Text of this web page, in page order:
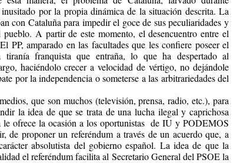
por la propia dinámica de la situación descrita. La
con Cataluña para impedir el goce de sus peculiaridades y
A partir de este momento, el desencuentro entre el
PP, amparado en las facultades que les confiere poseer el
franquista que entraña, lo que ha despertado al
haciéndolo crecer a velocidad de vértigo, no dejándole
por la independencia o someterse a las arbitrariedades del
que son muchos (televisión, prensa, radio, etc.), para
la idea de que se trata de una lucha ilegal y caprichosa
le ofrece la ocasión a los oportunistas de IU y PODEMOS
de proponer un referéndum a través de un acuerdo que, a
absolutista del gobierno español. La idea de que la
el referéndum facilita al Secretario General del PSOE la